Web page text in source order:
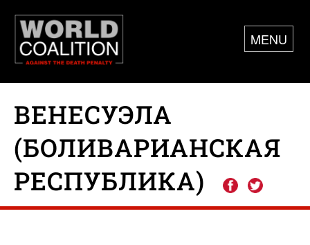
MENU
ВЕНЕСУЭЛА
(БОЛИВАРИАНСКАЯ
РЕСПУБЛИКА)